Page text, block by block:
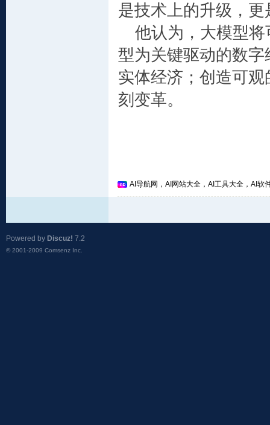
是技术上的升级，更
他认为，大模型
型为关键驱动的数
实体经济；创造可
刻变革。
AI导航网，AI网站大全，AI工具大全，AI软
Powered by Discuz! 7.2
© 2001-2009 Comsenz Inc.